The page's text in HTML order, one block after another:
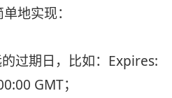
地实现：
过期日，比如：Expires:
GMT；